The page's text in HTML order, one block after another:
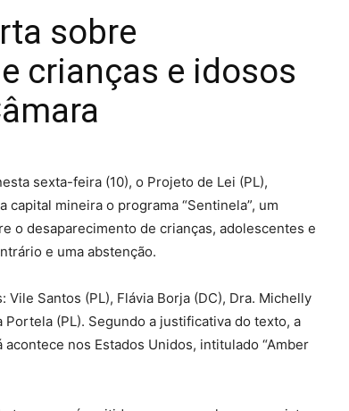
sobre
crianças e idosos
sexta-feira (10), o Projeto de Lei (PL),
mineira o programa “Sentinela”, um
o desaparecimento de crianças, adolescentes e
e uma abstenção.
Santos (PL), Flávia Borja (DC), Dra. Michelly
(PL). Segundo a justificativa do texto, a
nos Estados Unidos, intitulado “Amber